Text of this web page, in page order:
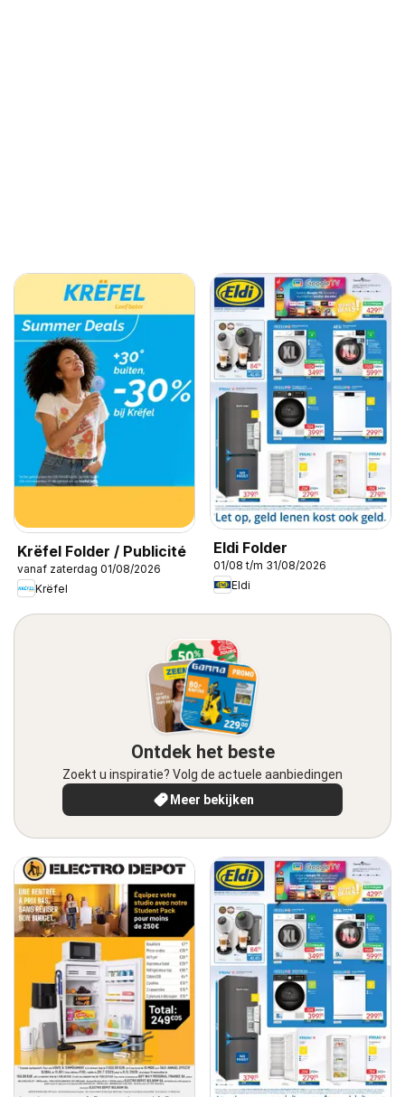
Krëfel Folder / Publicité
vanaf zaterdag 01/08/2026
Krëfel
Eldi Folder
01/08 t/m 31/08/2026
Eldi
Ontdek het beste
Zoekt u inspiratie? Volg de actuele aanbiedingen
Meer bekijken